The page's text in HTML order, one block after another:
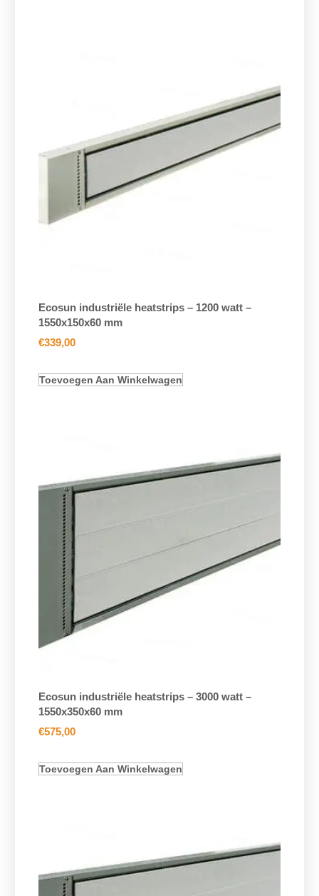
Ecosun industriële heatstrips – 1200 watt –
1550x150x60 mm
€339,00
Toevoegen Aan Winkelwagen
Ecosun industriële heatstrips – 3000 watt –
1550x350x60 mm
€575,00
Toevoegen Aan Winkelwagen